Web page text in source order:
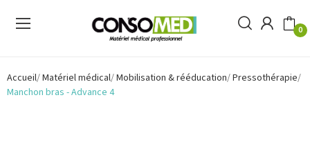
0
Accueil Matériel médical Mobilisation & rééducation Pressothérapie
Manchon bras - Advance 4